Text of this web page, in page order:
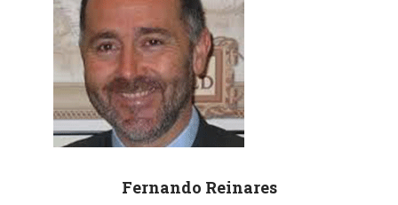
Fernando Reinares